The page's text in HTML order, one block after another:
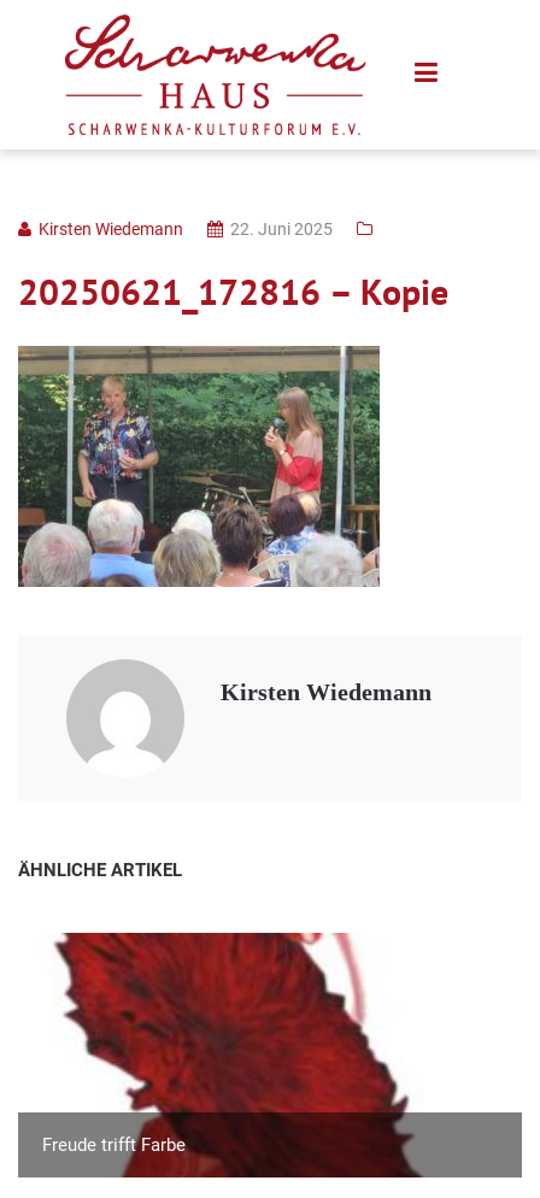
Kirsten Wiedemann 22. Juni 2025
20250621_172816 – Kopie
Kirsten Wiedemann
ÄHNLICHE ARTIKEL
Freude trifft Farbe